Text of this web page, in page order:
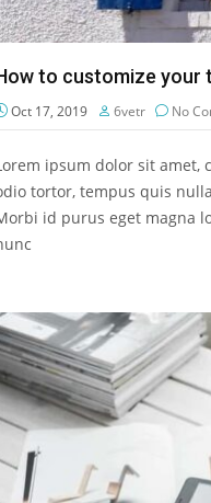
to customize your
Oct 17, 2019 6vetr No
ipsum dolor sit amet,
tortor, tempus quis
id purus eget magna